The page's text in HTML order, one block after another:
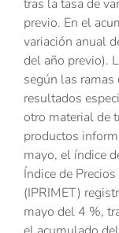
tras la tasa de
previo. En el
variación anual
del año previo).
según las
resultados
otro material de
productos
mayo, el índice
Índice de
(IPRIMET)
mayo del 4 %,